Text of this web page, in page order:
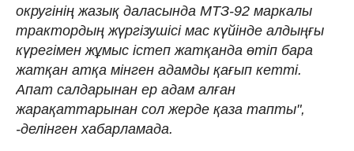
округінің жазық даласында МТЗ-92 маркалы
трактордың жүргізушісі мас күйінде алдыңғы
күрегімен жұмыс істеп жатқанда өтіп бара
жатқан атқа мінген адамды қағып кетті.
Апат салдарынан ер адам алған
жарақаттарынан сол жерде қаза тапты",
-делінген хабарламада.